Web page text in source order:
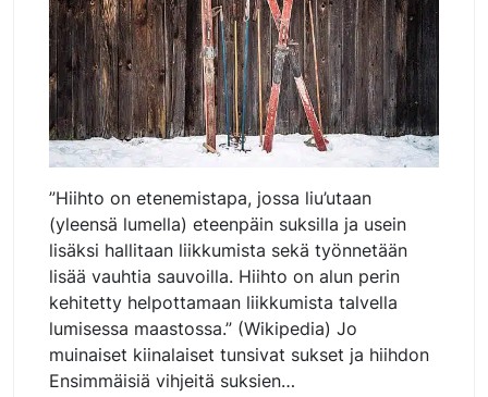
”Hiihto on etenemistapa, jossa liu’utaan
(yleensä lumella) eteenpäin suksilla ja usein
lisäksi hallitaan liikkumista sekä työnnetään
lisää vauhtia sauvoilla. Hiihto on alun perin
kehitetty helpottamaan liikkumista talvella
lumisessa maastossa.” (Wikipedia) Jo
muinaiset kiinalaiset tunsivat sukset ja hiihdon
Ensimmäisiä vihjeitä suksien…